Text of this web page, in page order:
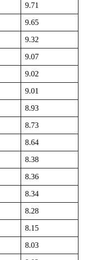
9.71
9.65
9.32
9.07
9.02
9.01
8.93
8.73
8.64
8.38
8.36
8.34
8.28
8.15
8.03